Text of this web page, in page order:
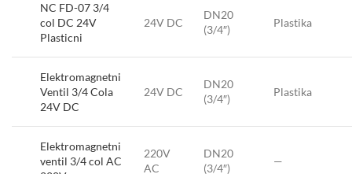
NC FD-07 3/4
col DC 24V
Plasticni
24V DC
DN20
(3/4″)
Plastika
Elektromagnetni
Ventil 3/4 Cola
24V DC
24V DC
DN20
(3/4″)
Plastika
Elektromagnetni
ventil 3/4 col AC
220V
AC
DN20
(3/4″)
—